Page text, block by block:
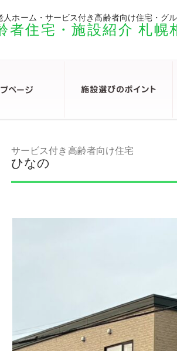
人ホーム・サービス付き高齢者向け住宅・グ
者住宅・施設紹介 札幌
サービス付き高齢者向け住宅
ひなの